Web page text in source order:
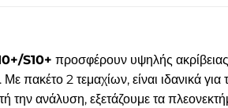
S10+ προσφέρουν υψηλής
πακέτο 2 τεμαχίων, είναι ιδανικά
την ανάλυση, εξετάζουμε τα